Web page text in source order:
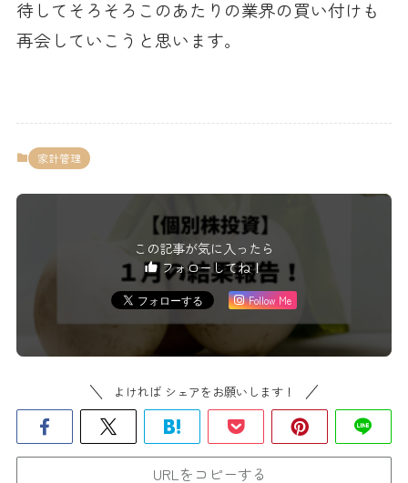
待してそろそろこのあたりの業界の買い付けも
再会していこうと思います。
家計管理
この記事が気に入ったら
フォローしてね！
Follow Me
よければ シェアをお願いします！
URLをコピーする